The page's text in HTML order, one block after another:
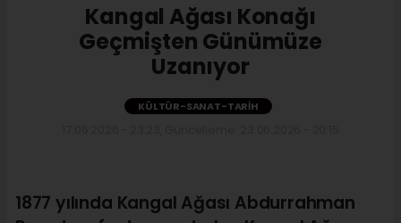
Kangal Ağası Konağı
Geçmişten Günümüze
Uzanıyor
KÜLTÜR-SANAT-TARIH
1877 yılında Kangal Ağası Abdurrahman